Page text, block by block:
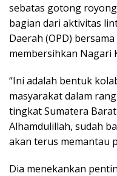
sebatas gotong
bagian dari aktivitas
Daerah (OPD)
membersihkan Nagari
“Ini adalah bentuk
masyarakat dalam
tingkat Sumatera
Alhamdulillah, sudah
akan terus memantau
Dia menekankan